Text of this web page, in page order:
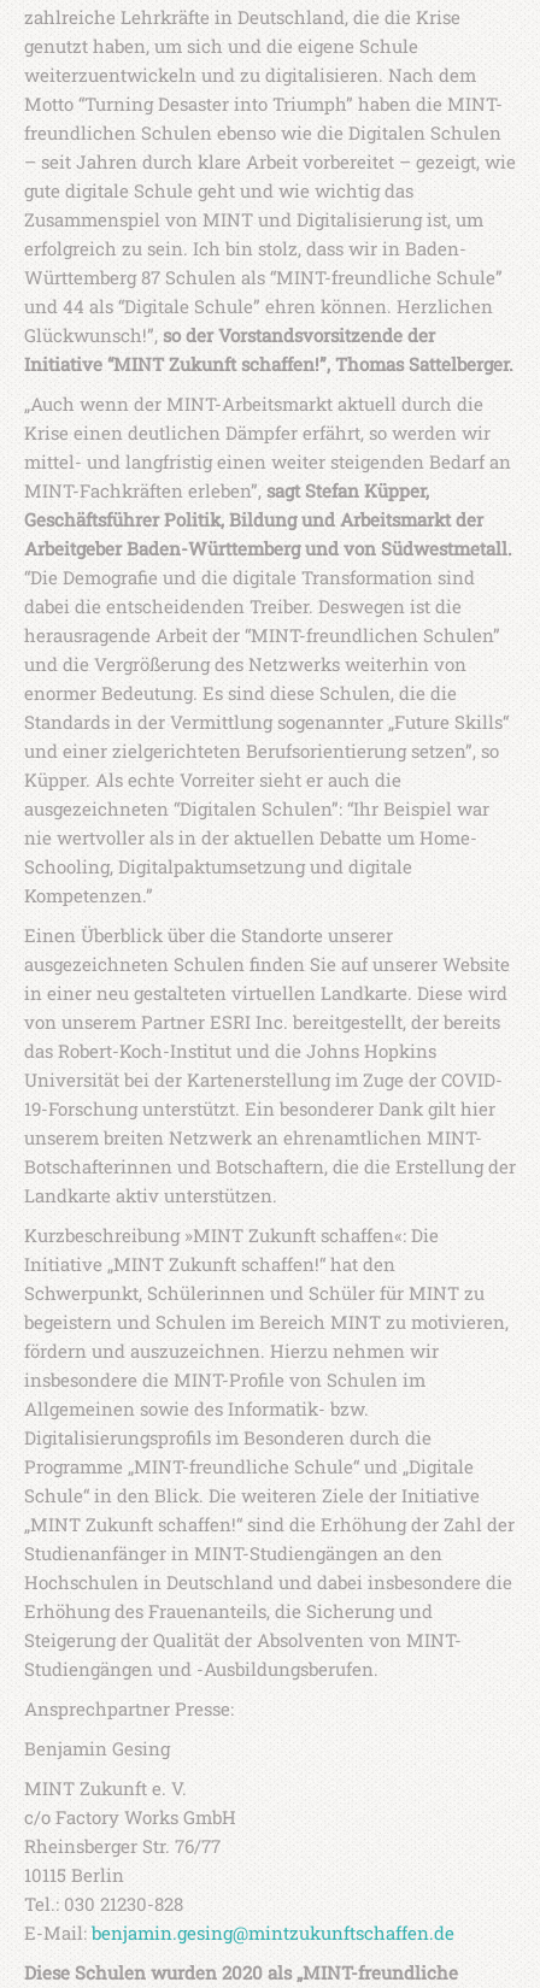
zahlreiche Lehrkräfte in Deutschland, die die Krise
genutzt haben, um sich und die eigene Schule
weiterzuentwickeln und zu digitalisieren. Nach dem
Motto “Turning Desaster into Triumph” haben die MINT-
freundlichen Schulen ebenso wie die Digitalen Schulen
– seit Jahren durch klare Arbeit vorbereitet – gezeigt, wie
gute digitale Schule geht und wie wichtig das
Zusammenspiel von MINT und Digitalisierung ist, um
erfolgreich zu sein. Ich bin stolz, dass wir in Baden-
Württemberg 87 Schulen als “MINT-freundliche Schule”
und 44 als “Digitale Schule” ehren können. Herzlichen
Glückwunsch!”, so der Vorstandsvorsitzende der
Initiative “MINT Zukunft schaffen!”, Thomas Sattelberger.
„Auch wenn der MINT-Arbeitsmarkt aktuell durch die
Krise einen deutlichen Dämpfer erfährt, so werden wir
mittel- und langfristig einen weiter steigenden Bedarf an
MINT-Fachkräften erleben”, sagt Stefan Küpper,
Geschäftsführer Politik, Bildung und Arbeitsmarkt der
Arbeitgeber Baden-Württemberg und von Südwestmetall.
“Die Demografie und die digitale Transformation sind
dabei die entscheidenden Treiber. Deswegen ist die
herausragende Arbeit der “MINT-freundlichen Schulen”
und die Vergrößerung des Netzwerks weiterhin von
enormer Bedeutung. Es sind diese Schulen, die die
Standards in der Vermittlung sogenannter „Future Skills“
und einer zielgerichteten Berufsorientierung setzen”, so
Küpper. Als echte Vorreiter sieht er auch die
ausgezeichneten “Digitalen Schulen”: “Ihr Beispiel war
nie wertvoller als in der aktuellen Debatte um Home-
Schooling, Digitalpaktumsetzung und digitale
Kompetenzen.”
Einen Überblick über die Standorte unserer
ausgezeichneten Schulen finden Sie auf unserer Website
in einer neu gestalteten virtuellen Landkarte. Diese wird
von unserem Partner ESRI Inc. bereitgestellt, der bereits
das Robert-Koch-Institut und die Johns Hopkins
Universität bei der Kartenerstellung im Zuge der COVID-
19-Forschung unterstützt. Ein besonderer Dank gilt hier
unserem breiten Netzwerk an ehrenamtlichen MINT-
Botschafterinnen und Botschaftern, die die Erstellung der
Landkarte aktiv unterstützen.
Kurzbeschreibung »MINT Zukunft schaffen«: Die
Initiative „MINT Zukunft schaffen!“ hat den
Schwerpunkt, Schülerinnen und Schüler für MINT zu
begeistern und Schulen im Bereich MINT zu motivieren,
fördern und auszuzeichnen. Hierzu nehmen wir
insbesondere die MINT-Profile von Schulen im
Allgemeinen sowie des Informatik- bzw.
Digitalisierungsprofils im Besonderen durch die
Programme „MINT-freundliche Schule“ und „Digitale
Schule“ in den Blick. Die weiteren Ziele der Initiative
„MINT Zukunft schaffen!“ sind die Erhöhung der Zahl der
Studienanfänger in MINT-Studiengängen an den
Hochschulen in Deutschland und dabei insbesondere die
Erhöhung des Frauenanteils, die Sicherung und
Steigerung der Qualität der Absolventen von MINT-
Studiengängen und -Ausbildungsberufen.
Ansprechpartner Presse:
Benjamin Gesing
MINT Zukunft e. V.
c/o Factory Works GmbH
Rheinsberger Str. 76/77
10115 Berlin
Tel.: 030 21230-828
E-Mail: benjamin.gesing@mintzukunftschaffen.de
Diese Schulen wurden 2020 als „MINT-freundliche